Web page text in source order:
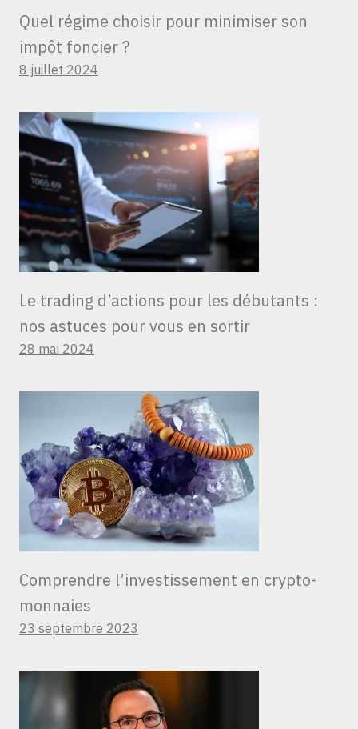
Quel régime choisir pour minimiser son
impôt foncier ?
8 juillet 2024
Le trading d’actions pour les débutants :
nos astuces pour vous en sortir
28 mai 2024
Comprendre l’investissement en crypto-
monnaies
23 septembre 2023